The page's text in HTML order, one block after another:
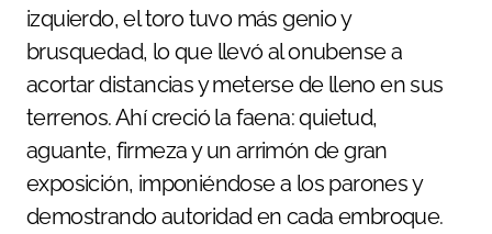
izquierdo, el toro tuvo más genio y
brusquedad, lo que llevó al onubense a
acortar distancias y meterse de lleno en sus
terrenos. Ahí creció la faena: quietud,
aguante, firmeza y un arrimón de gran
exposición, imponiéndose a los parones y
demostrando autoridad en cada embroque.